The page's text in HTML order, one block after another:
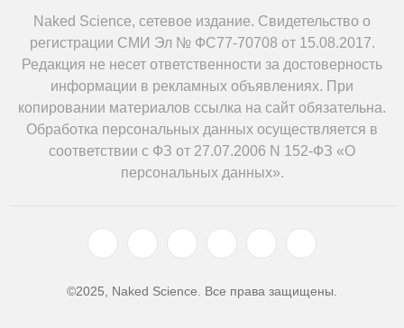
Naked Science, сетевое издание. Свидетельство о
регистрации СМИ Эл № ФС77-70708 от 15.08.2017.
Редакция не несет ответственности за достоверность
информации в рекламных объявлениях. При
копировании материалов ссылка на сайт обязательна.
Обработка персональных данных осуществляется в
соответствии с ФЗ от 27.07.2006 N 152-ФЗ «О
персональных данных».
©2025, Naked Science. Все права защищены.